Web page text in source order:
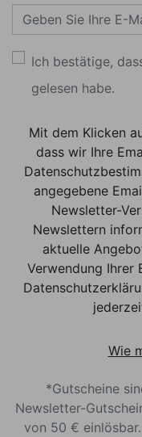
Ich bestätige,
gelesen habe.
Mit dem Klicken
dass wir Ihre
angegebene
Newsletter-
Newslettern
aktuelle
Verwendung Ihrer
Wie
*Gutscheine
Newsletter-
von 50 €